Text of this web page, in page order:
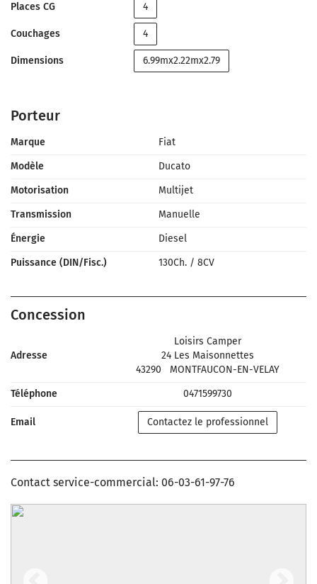
Places CG 4
Couchages 4
Dimensions 6.99mx2.22mx2.79
Porteur
Marque
Fiat
Modèle
Ducato
Motorisation
Multijet
Transmission
Manuelle
Énergie
Diesel
Puissance (DIN/Fisc.)
130Ch. / 8CV
Concession
Adresse
Loisirs Camper
24 Les Maisonnettes
43290
MONTFAUCON-EN-VELAY
Téléphone
0471599730
Email Contactez le professionnel
Contact service-commercial: 06-03-61-97-76